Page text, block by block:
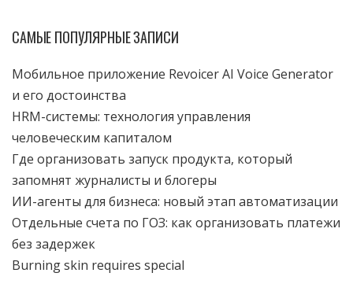
САМЫЕ ПОПУЛЯРНЫЕ ЗАПИСИ
Мобильное приложение Revoicer AI Voice Generator
и его достоинства
HRM-системы: технология управления
человеческим капиталом
Где организовать запуск продукта, который
запомнят журналисты и блогеры
ИИ-агенты для бизнеса: новый этап автоматизации
Отдельные счета по ГОЗ: как организовать платежи
без задержек
Burning skin requires special